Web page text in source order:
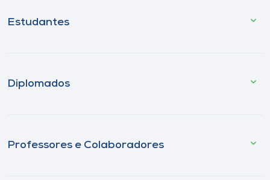
Estudantes
Diplomados
Professores e Colaboradores